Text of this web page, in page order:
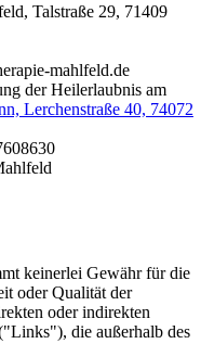
Talstraße 29, 71409
mahlfeld.de
der Heilerlaubnis am
Lerchenstraße 40, 74072
keinerlei Gewähr für die
oder Qualität der
oder indirekten
die außerhalb des